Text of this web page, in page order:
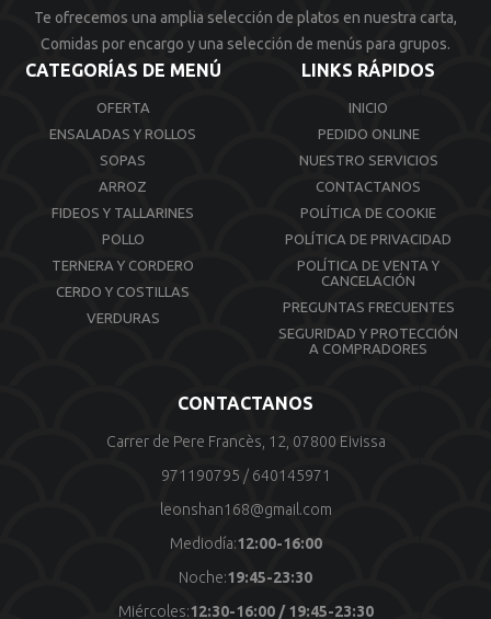
Te ofrecemos una amplia selección de platos en nuestra carta,
Comidas por encargo y una selección de menús para grupos.
CATEGORÍAS DE MENÚ
OFERTA
ENSALADAS Y ROLLOS
SOPAS
ARROZ
FIDEOS Y TALLARINES
POLLO
TERNERA Y CORDERO
CERDO Y COSTILLAS
VERDURAS
LINKS RÁPIDOS
INICIO
PEDIDO ONLINE
NUESTRO SERVICIOS
CONTACTANOS
POLÍTICA DE COOKIE
POLÍTICA DE PRIVACIDAD
POLÍTICA DE VENTA Y
CANCELACIÓN
PREGUNTAS FRECUENTES
SEGURIDAD Y PROTECCIÓN
A COMPRADORES
CONTACTANOS
Carrer de Pere Francès, 12, 07800 Eivissa
971190795 / 640145971
leonshan168@gmail.com
Mediodía:12:00-16:00
Noche:19:45-23:30
Miércoles:12:30-16:00 / 19:45-23:30